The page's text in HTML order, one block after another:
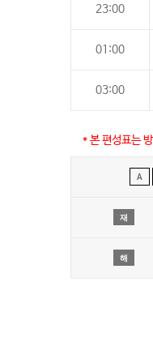
23:00
01:00
03:00
* 본 편성표는
A
재
해